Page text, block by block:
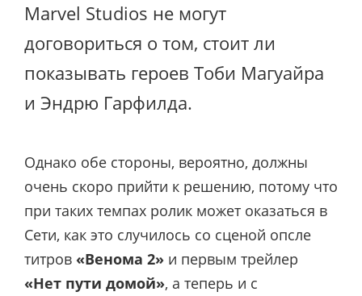
Marvel Studios не могут
договориться о том, стоит ли
показывать героев Тоби Магуайра
и Эндрю Гарфилда.
Однако обе стороны, вероятно, должны
очень скоро прийти к решению, потому что
при таких темпах ролик может оказаться в
Сети, как это случилось со сценой опсле
титров «Венома 2» и первым трейлер
«Нет пути домой», а теперь и с